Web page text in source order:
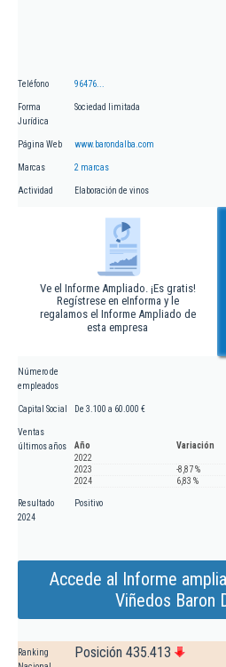
Teléfono 96476...
Forma
Jurídica
Sociedad limitada
Página Web www.barondalba.com
Marcas 2 marcas
Actividad Elaboración de vinos
Ve el Informe Ampliado. ¡Es gratis!
Regístrese en eInforma y le
regalamos el Informe Ampliado de
esta empresa
Número de
empleados
Capital Social De 3.100 a 60.000 €
Ventas
últimos años
Año
Variación
2022
2023
-8,87 %
2024
6,83 %
Resultado
2024
Positivo
Accede al Informe
Viñedos Baron
Ranking
Posición 435.413